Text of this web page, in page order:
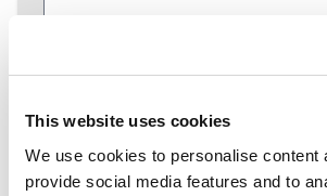
This website uses cookies
We use cookies to personalise content
provide social media features and to
Dirección 2